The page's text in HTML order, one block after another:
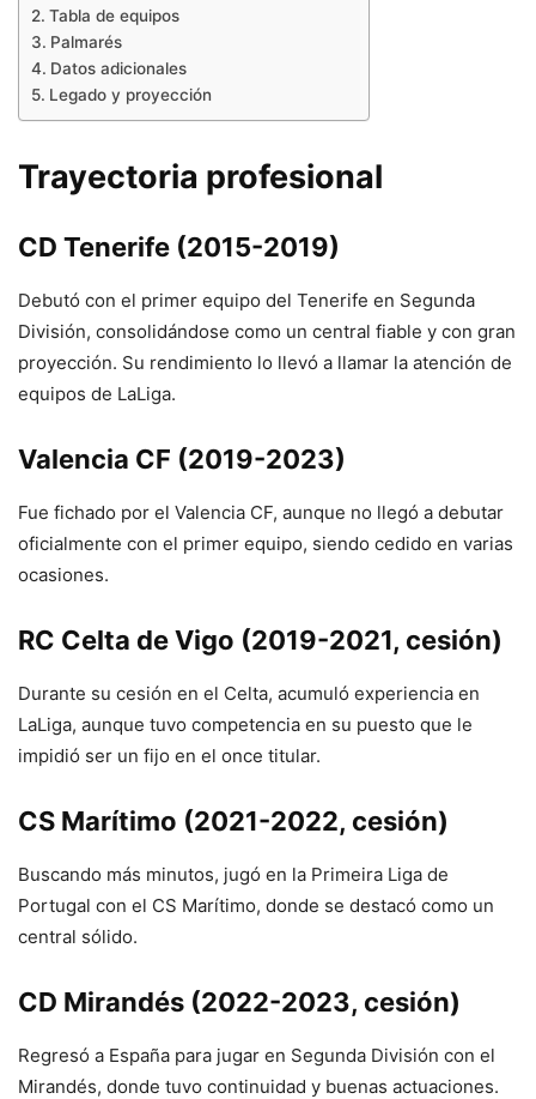
Tabla de equipos
Palmarés
Datos adicionales
Legado y proyección
Trayectoria profesional
CD Tenerife (2015-2019)
Debutó con el primer equipo del Tenerife en Segunda
División, consolidándose como un central fiable y con gran
proyección. Su rendimiento lo llevó a llamar la atención de
equipos de LaLiga.
Valencia CF (2019-2023)
Fue fichado por el Valencia CF, aunque no llegó a debutar
oficialmente con el primer equipo, siendo cedido en varias
ocasiones.
RC Celta de Vigo (2019-2021, cesión)
Durante su cesión en el Celta, acumuló experiencia en
LaLiga, aunque tuvo competencia en su puesto que le
impidió ser un fijo en el once titular.
CS Marítimo (2021-2022, cesión)
Buscando más minutos, jugó en la Primeira Liga de
Portugal con el CS Marítimo, donde se destacó como un
central sólido.
CD Mirandés (2022-2023, cesión)
Regresó a España para jugar en Segunda División con el
Mirandés, donde tuvo continuidad y buenas actuaciones.